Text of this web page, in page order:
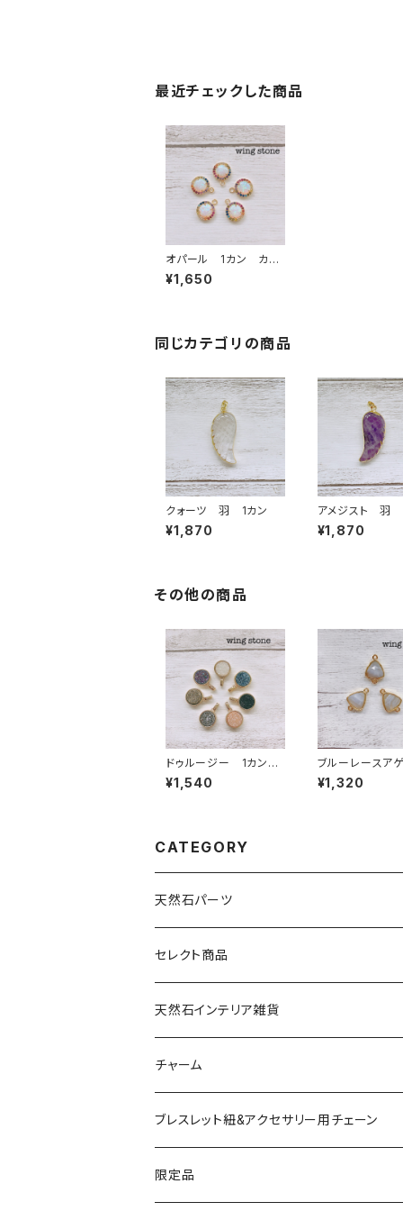
最近チェックした商品
オパール 1カン カラ
フル 丸型
¥1,650
同じカテゴリの商品
クォーツ 羽 1カン
¥1,870
アメジスト 羽
¥1,870
その他の商品
ドゥルージー 1カン
全7種類
¥1,540
ブルーレースア
（トライアングル
ン
¥1,320
CATEGORY
天然石パーツ
天然石
ドゥルージー
ソーラークォーツ
コッパー
アゲート
セレクト商品
天然石インテリア雑貨
天然石スライスコースター
天然石キャンドルホルダー
チャーム
ブレスレット紐&アクセサリー用チェーン
ネックレスチェーン
限定品